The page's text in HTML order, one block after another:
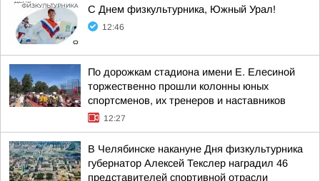
С Днем физкультурника, Южный Урал!
12:46
По дорожкам стадиона имени Е. Елесиной
торжественно прошли колонны юных
спортсменов, их тренеров и наставников
12:27
В Челябинске накануне Дня физкультурника
губернатор Алексей Текслер наградил 46
представителей спортивной отрасли